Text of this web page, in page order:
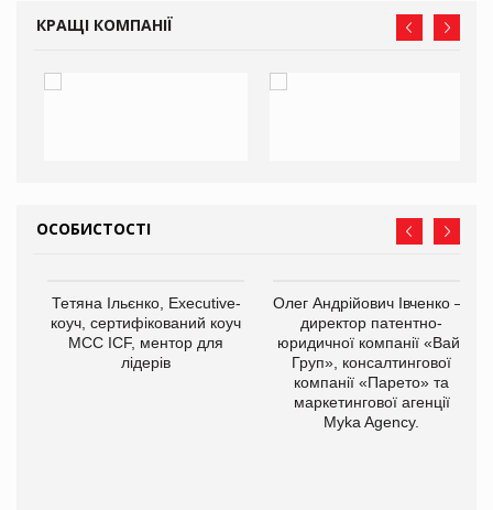
КРАЩІ КОМПАНІЇ
ОСОБИСТОСТІ
Тетяна Ільєнко, Executive-
коуч, сертифікований коуч
МСС ICF, ментор для
лідерів
Олег Андрійович Івченко —
директор патентно-
юридичної компанії «Вайз
Груп», консалтингової
компанії «Парето» та
маркетингової агенції
Myka Agency.